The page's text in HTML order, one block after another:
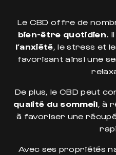
Le CBD offre de
bien-être quotidien .
l’anxiété , le stress et
favorisant ainsi une
De plus, le CBD peut
qualité du sommeil , à
à favoriser une
Avec ses propriétés